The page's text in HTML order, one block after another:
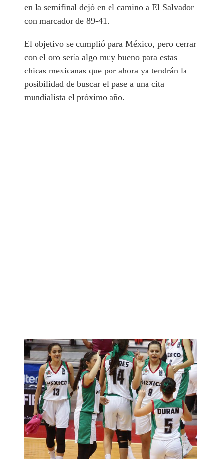
en la semifinal dejó en el camino a El Salvador
con marcador de 89-41.
El objetivo se cumplió para México, pero cerrar
con el oro sería algo muy bueno para estas
chicas mexicanas que por ahora ya tendrán la
posibilidad de buscar el pase a una cita
mundialista el próximo año.